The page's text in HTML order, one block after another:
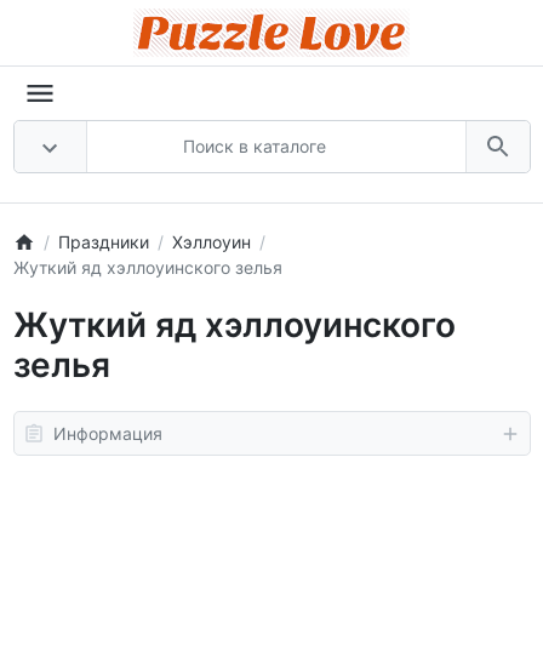
Праздники
Хэллоуин
Жуткий яд хэллоуинского зелья
Жуткий яд хэллоуинского
зелья
Информация